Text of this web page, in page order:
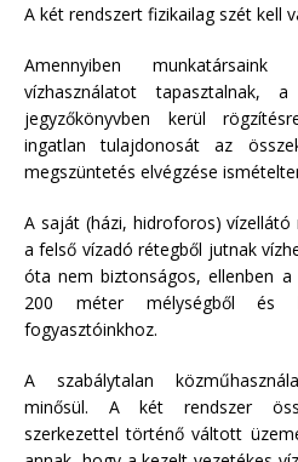
A két rendszert fizikailag szét kell
Amennyiben
vízhasználatot tapasztalnak, a
jegyzőkönyvben kerül
ingatlan tulajdonosát az
megszüntetés elvégzése
A saját (házi, hidroforos) vízellátó
a felső vízadó rétegből jutnak
óta nem biztonságos, ellenben
200 méter mélységből és
fogyasztóinkhoz.
A szabálytalan
minősül. A két rendszer
szerkezettel történő váltott